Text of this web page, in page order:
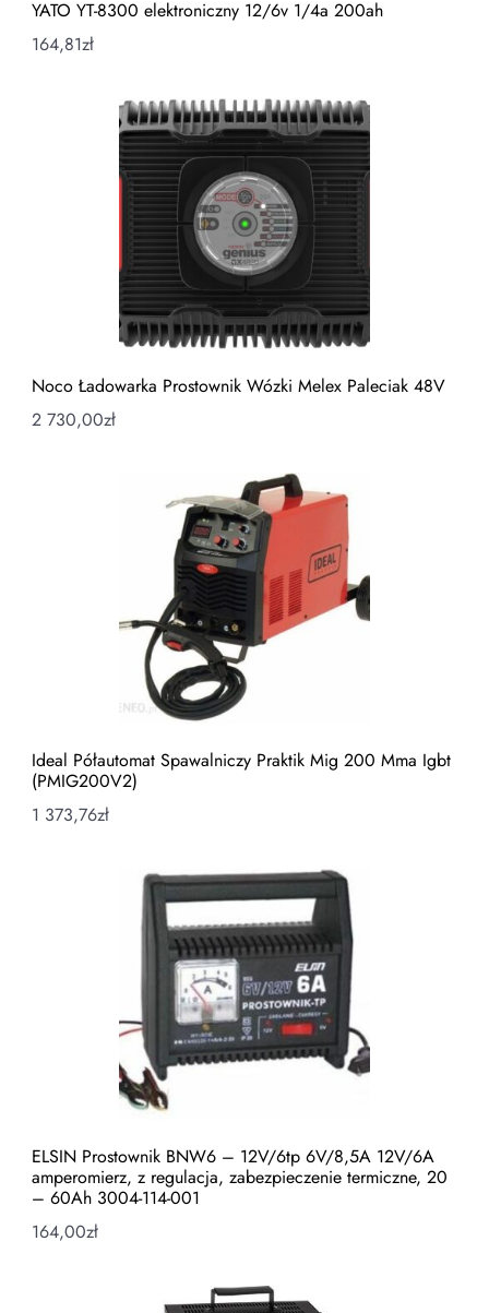
YATO YT-8300 elektroniczny 12/6v 1/4a 200ah
164,81zł
Noco Ładowarka Prostownik Wózki Melex Paleciak 48V
2 730,00zł
Ideal Półautomat Spawalniczy Praktik Mig 200 Mma Igbt
(PMIG200V2)
1 373,76zł
ELSIN Prostownik BNW6 – 12V/6tp 6V/8,5A 12V/6A
amperomierz, z regulacja, zabezpieczenie termiczne, 20
– 60Ah 3004-114-001
164,00zł